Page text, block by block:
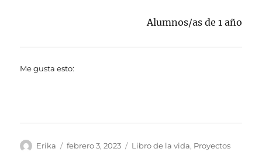
Alumnos/as de 1 año
Me gusta esto:
Autor
Erika
Publicado
febrero 3, 2023 Categorías
Libro de la vida, Proyectos